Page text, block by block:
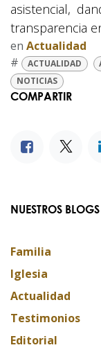
asistencial,
transparencia
en Actualidad
#
ACTUALIDAD
NOTICIAS
COMPARTIR
NUESTROS BLOGS
Familia
Iglesia
Actualidad
Testimonios
Editorial